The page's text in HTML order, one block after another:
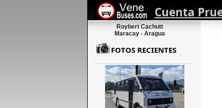
Cuenta
Roybert Cachutt
Maracay - Aragua
FOTOS RECIENTES